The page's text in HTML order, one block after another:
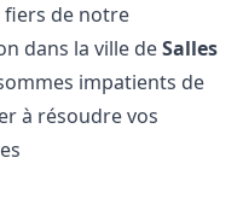
fiers de notre
dans la ville deSalles
impatients de
à résoudre vos